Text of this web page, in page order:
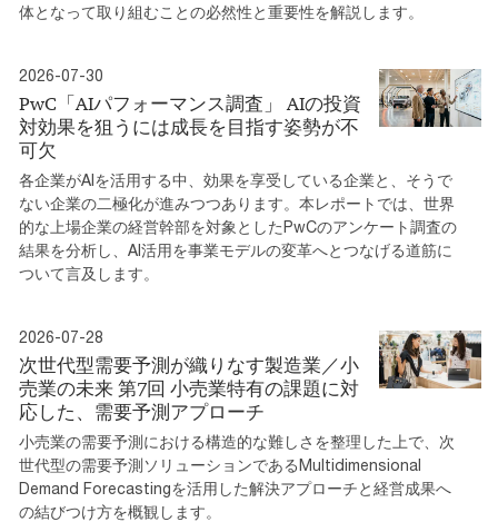
体となって取り組むことの必然性と重要性を解説します。
2026-07-30
PwC「AIパフォーマンス調査」 AIの投資
対効果を狙うには成長を目指す姿勢が不
可欠
各企業がAIを活用する中、効果を享受している企業と、そうで
ない企業の二極化が進みつつあります。本レポートでは、世界
的な上場企業の経営幹部を対象としたPwCのアンケート調査の
結果を分析し、AI活用を事業モデルの変革へとつなげる道筋に
ついて言及します。
2026-07-28
次世代型需要予測が織りなす製造業／小
売業の未来 第7回 小売業特有の課題に対
応した、需要予測アプローチ
小売業の需要予測における構造的な難しさを整理した上で、次
世代型の需要予測ソリューションであるMultidimensional
Demand Forecastingを活用した解決アプローチと経営成果へ
の結びつけ方を概観します。